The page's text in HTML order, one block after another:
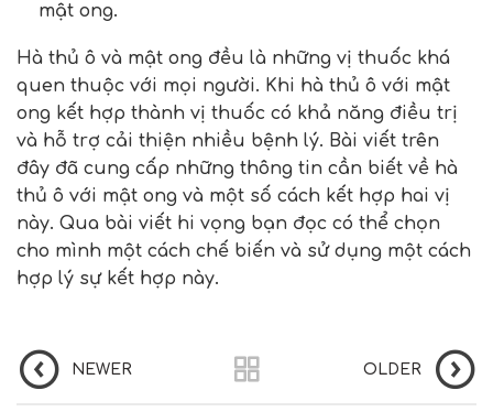
mật ong.
Hà thủ ô và mật ong đều là những vị thuốc khá
quen thuộc với mọi người. Khi hà thủ ô với mật
ong kết hợp thành vị thuốc có khả năng điều trị
và hỗ trợ cải thiện nhiều bệnh lý. Bài viết trên
đây đã cung cấp những thông tin cần biết về hà
thủ ô với mật ong và một số cách kết hợp hai vị
này. Qua bài viết hi vọng bạn đọc có thể chọn
cho mình một cách chế biến và sử dụng một cách
hợp lý sự kết hợp này.
NEWER OLDER